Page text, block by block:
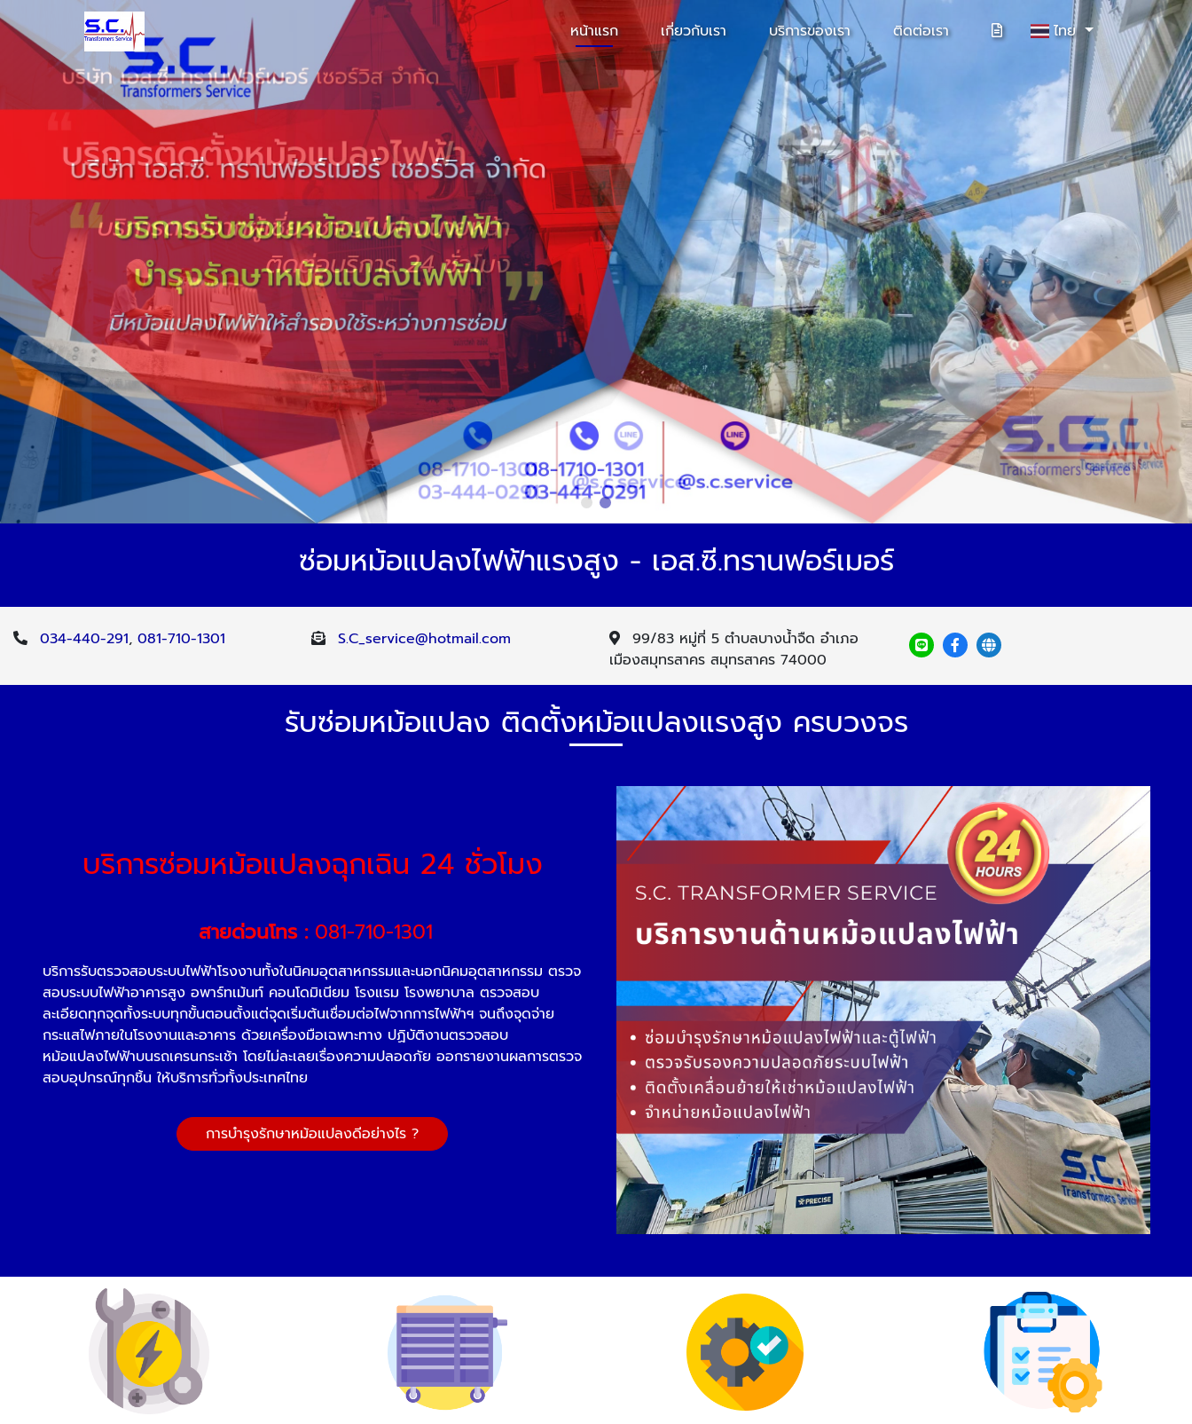
หน้าแรก เกี่ยวกับเรา บริการของเรา ติดต่อเรา ไทย
ซ่อมหม้อแปลงไฟฟ้าแรงสูง - เอส.ซี.ทรานฟอร์เมอร์
034-440-291, 081-710-1301 S.C_service@hotmail.com
99/83 หมู่ที่ 5 ตำบลบางน้ำจืด อำเภอ
เมืองสมุทรสาคร สมุทรสาคร 74000
รับซ่อมหม้อแปลง ติดตั้งหม้อแปลงแรงสูง ครบวงจร
บริการซ่อมหม้อแปลงฉุกเฉิน 24 ชั่วโมง
สายด่วนโทร : 081-710-1301
บริการรับตรวจสอบระบบไฟฟ้าโรงงานทั้งในนิคมอุตสาหกรรมและนอกนิคมอุตสาหกรรม ตรวจ
สอบระบบไฟฟ้าอาคารสูง อพาร์ทเม้นท์ คอนโดมิเนียม โรงแรม โรงพยาบาล ตรวจสอบ
ละเอียดทุกจุดทั้งระบบทุกขั้นตอนตั้งแต่จุดเริ่มต้นเชื่อมต่อไฟจากการไฟฟ้าฯ จนถึงจุดจ่าย
กระแสไฟภายในโรงงานและอาคาร ด้วยเครื่องมือเฉพาะทาง ปฏิบัติงานตรวจสอบ
หม้อแปลงไฟฟ้าบนรถเครนกระเช้า โดยไม่ละเลยเรื่องความปลอดภัย ออกรายงานผลการตรวจ
สอบอุปกรณ์ทุกชิ้น ให้บริการทั่วทั้งประเทศไทย
การบำรุงรักษาหม้อแปลงดีอย่างไร ?